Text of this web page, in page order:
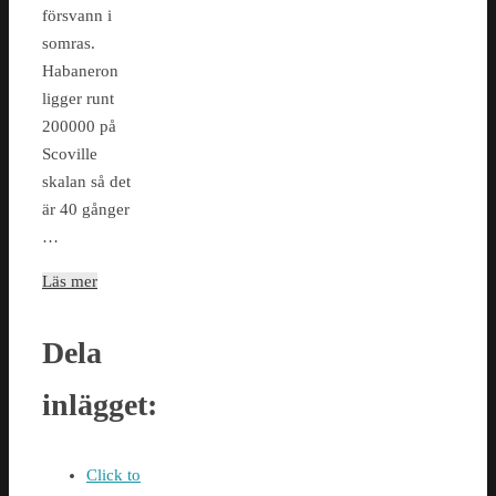
försvann i
somras.
Habaneron
ligger runt
200000 på
Scoville
skalan så det
är 40 gånger
…
Läs mer
Dela
inlägget:
Click to